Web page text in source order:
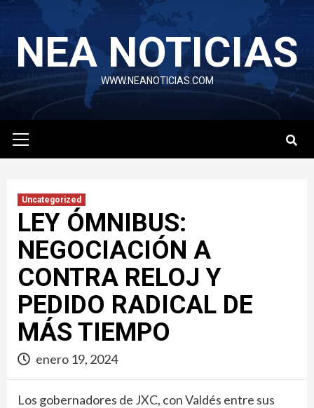
content
NEA NOTICIAS
WWW.NEANOTICIAS.COM
Menu
Uncategorized
LEY ÓMNIBUS:
NEGOCIACIÓN A
CONTRA RELOJ Y
PEDIDO RADICAL DE
MÁS TIEMPO
enero 19, 2024
Los gobernadores de JXC, con Valdés entre sus